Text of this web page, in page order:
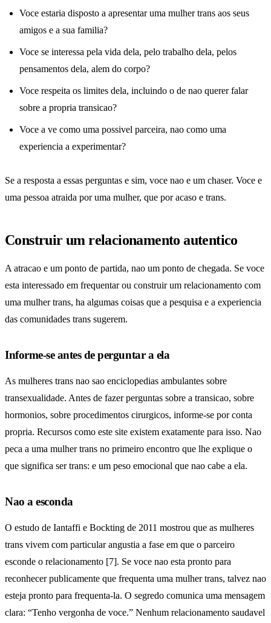
Voce estaria disposto a apresentar uma mulher trans aos seus
amigos e a sua familia?
Voce se interessa pela vida dela, pelo trabalho dela, pelos
pensamentos dela, alem do corpo?
Voce respeita os limites dela, incluindo o de nao querer falar
sobre a propria transicao?
Voce a ve como uma possivel parceira, nao como uma
experiencia a experimentar?
Se a resposta a essas perguntas e sim, voce nao e um chaser. Voce e
uma pessoa atraida por uma mulher, que por acaso e trans.
Construir um relacionamento autentico
A atracao e um ponto de partida, nao um ponto de chegada. Se voce
esta interessado em frequentar ou construir um relacionamento com
uma mulher trans, ha algumas coisas que a pesquisa e a experiencia
das comunidades trans sugerem.
Informe-se antes de perguntar a ela
As mulheres trans nao sao enciclopedias ambulantes sobre
transexualidade. Antes de fazer perguntas sobre a transicao, sobre
hormonios, sobre procedimentos cirurgicos, informe-se por conta
propria. Recursos como este site existem exatamente para isso. Nao
peca a uma mulher trans no primeiro encontro que lhe explique o
que significa ser trans: e um peso emocional que nao cabe a ela.
Nao a esconda
O estudo de Iantaffi e Bockting de 2011 mostrou que as mulheres
trans vivem com particular angustia a fase em que o parceiro
esconde o relacionamento [7]. Se voce nao esta pronto para
reconhecer publicamente que frequenta uma mulher trans, talvez nao
esteja pronto para frequenta-la. O segredo comunica uma mensagem
clara: “Tenho vergonha de voce.” Nenhum relacionamento saudavel